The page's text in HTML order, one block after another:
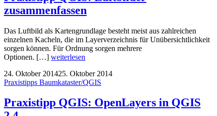
zusammenfassen
Das Luftbild als Kartengrundlage besteht meist aus zahlreichen
einzelnen Kacheln, die im Layerverzeichnis für Unübersichtlichkeit
sorgen können. Für Ordnung sorgen mehrere
Optionen. […] weiterlesen
24. Oktober 201425. Oktober 2014
Praxistipps Baumkataster/QGIS
Praxistipp QGIS: OpenLayers in QGIS